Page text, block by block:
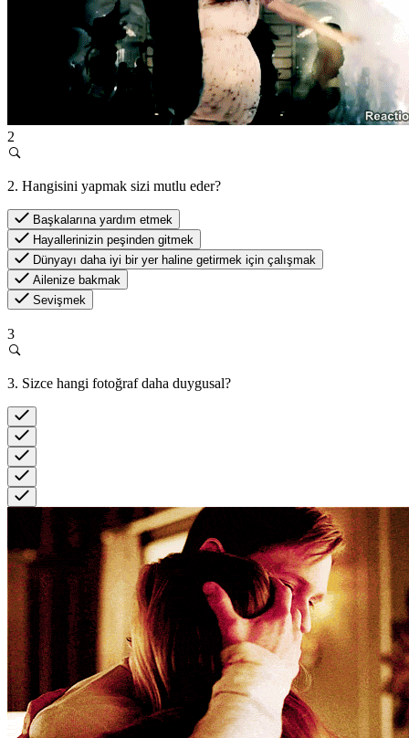
2
2. Hangisini yapmak sizi mutlu eder?
Başkalarına yardım etmek
Hayallerinizin peşinden gitmek
Dünyayı daha iyi bir yer haline getirmek için çalışmak
Ailenize bakmak
Sevişmek
3
3. Sizce hangi fotoğraf daha duygusal?